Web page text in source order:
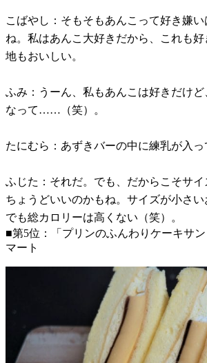
こばやし：そもそもあんこって好き嫌
ね。私はあんこ大好きだから、これも
地もおいしい。
ふみ：うーん、私もあんこは好きだけ
なって……（笑）。
たにむら：あずきバーの中に練乳が入っ
ふじた：それだ。でも、だからこそサ
ちょうどいいのかもね。サイズが小さ
でも総カロリーは高くない（笑）。
■第5位：「プリンのふんわりケーキサ
マート